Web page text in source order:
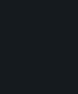
una gramática
que ves, oyes o
lo que